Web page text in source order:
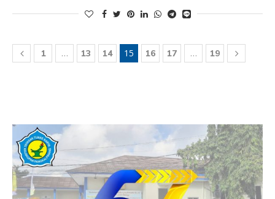
1 … 13 14 15 16 17 … 19